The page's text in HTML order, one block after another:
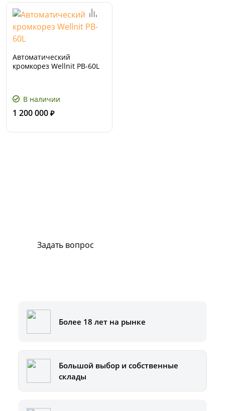
Автоматический
кромкорез Wellnit PB-60L
В наличии
1 200 000 ₽
Задать вопрос
Более 18 лет на рынке
Большой выбор и собственные
склады